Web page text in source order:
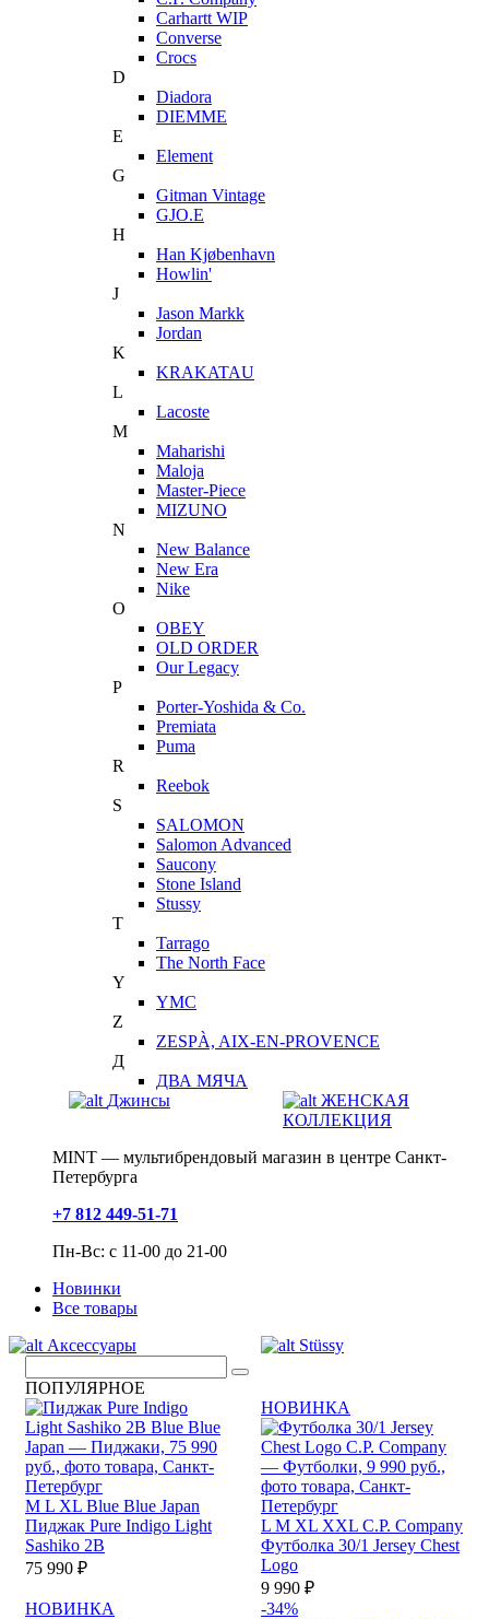
Carhartt WIP
Converse
Crocs
D
Diadora
DIEMME
E
Element
G
Gitman Vintage
GJO.E
H
Han Kjøbenhavn
Howlin'
J
Jason Markk
Jordan
K
KRAKATAU
L
Lacoste
M
Maharishi
Maloja
Master-Piece
MIZUNO
N
New Balance
New Era
Nike
O
OBEY
OLD ORDER
Our Legacy
P
Porter-Yoshida & Co.
Premiata
Puma
R
Reebok
S
SALOMON
Salomon Advanced
Saucony
Stone Island
Stussy
T
Tarrago
The North Face
Y
YMC
Z
ZESPÀ, AIX-EN-PROVENCE
Д
ДВА МЯЧА
Джинсы
ЖЕНСКАЯ
КОЛЛЕКЦИЯ
MINT — мультибрендовый магазин в центре Санкт-
Петербурга
+7 812 449-51-71
Пн-Вс: с 11-00 до 21-00
Новинки
Все товары
Аксессуары
Stüssy
ПОПУЛЯРНОЕ
M L XL Blue Blue Japan
Пиджак Pure Indigo Light
Sashiko 2B
75 990 ₽
НОВИНКА
L M XL XXL C.P. Company
Футболка 30/1 Jersey Chest
Logo
9 990 ₽
НОВИНКА
-34%